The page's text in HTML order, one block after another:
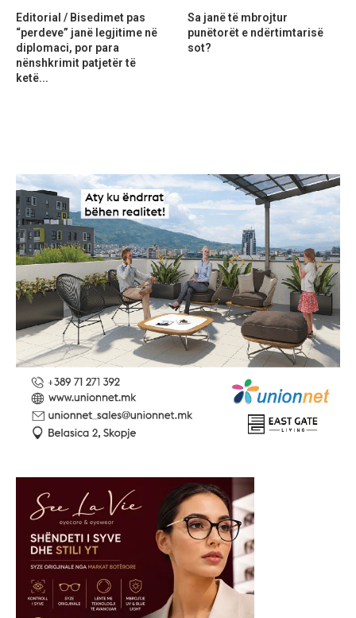
Editorial / Bisedimet pas
“perdeve” janë legjitime në
diplomaci, por para
nënshkrimit patjetër të
ketë...
Sa janë të mbrojtur
punëtorët e ndërtimtarisë
sot?